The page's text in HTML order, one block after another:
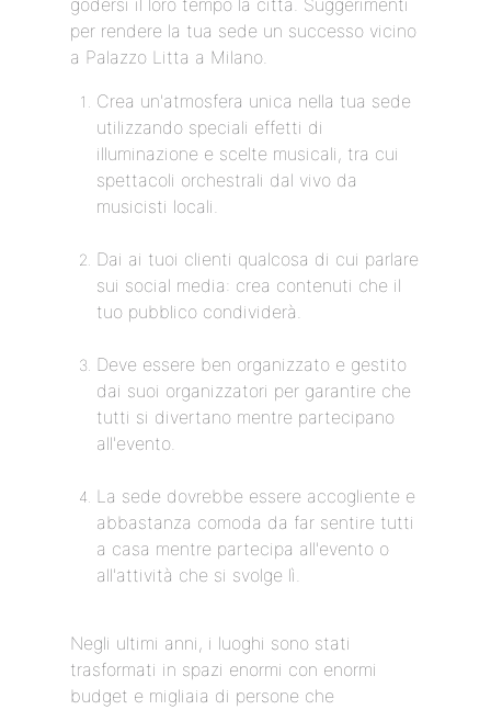
godersi il loro tempo la città. Suggerimenti
per rendere la tua sede un successo vicino
a Palazzo Litta a Milano.
Crea un'atmosfera unica nella tua sede
utilizzando speciali effetti di
illuminazione e scelte musicali, tra cui
spettacoli orchestrali dal vivo da
musicisti locali.
Dai ai tuoi clienti qualcosa di cui parlare
sui social media: crea contenuti che il
tuo pubblico condividerà.
Deve essere ben organizzato e gestito
dai suoi organizzatori per garantire che
tutti si divertano mentre partecipano
all'evento.
La sede dovrebbe essere accogliente e
abbastanza comoda da far sentire tutti
a casa mentre partecipa all'evento o
all'attività che si svolge lì.
Negli ultimi anni, i luoghi sono stati
trasformati in spazi enormi con enormi
budget e migliaia di persone che